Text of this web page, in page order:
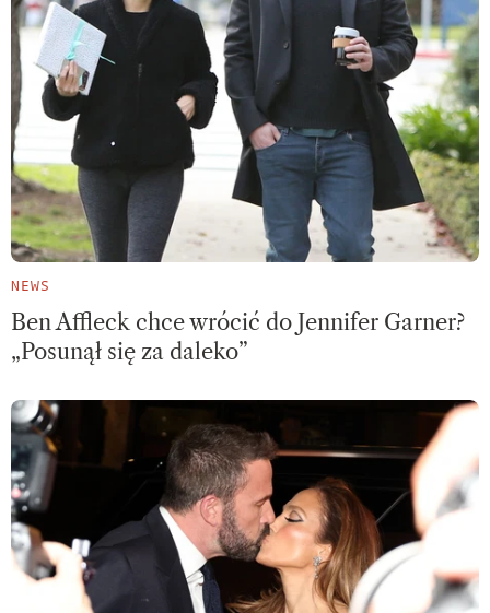
NEWS
Ben Affleck chce wrócić do Jennifer Garner?
„Posunął się za daleko”